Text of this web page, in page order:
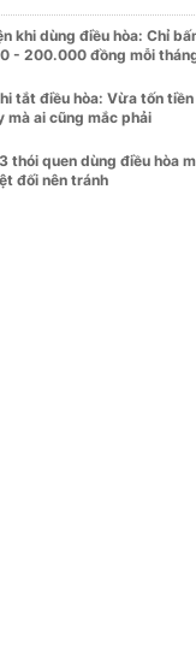
khi dùng điều hòa: Chỉ
- 200.000 đồng mỗi
tắt điều hòa: Vừa tốn
mà ai cũng mắc phải
thói quen dùng điều hòa
đối nên tránh